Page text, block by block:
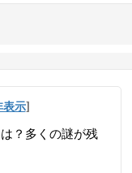
表示]
？多くの謎が残